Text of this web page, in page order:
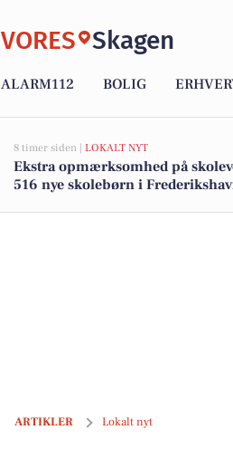
VORES Skagen
ALARM112 BOLIG
8 timer siden | LOKALT NYT
Ekstra opmærksomhed på
516 nye skolebørn i
ARTIKLER Lokalt nyt
Frederikshavn Byråd markerer 100